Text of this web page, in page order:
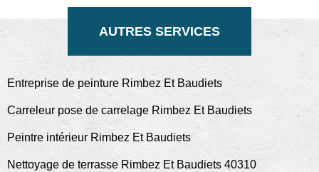
AUTRES SERVICES
Entreprise de peinture Rimbez Et Baudiets
Carreleur pose de carrelage Rimbez Et Baudiets
Peintre intérieur Rimbez Et Baudiets
Nettoyage de terrasse Rimbez Et Baudiets 40310